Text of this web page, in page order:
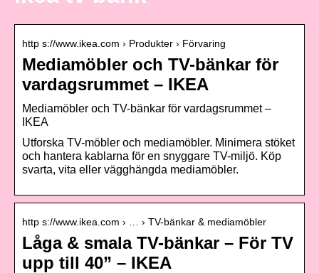
http s://www.ikea.com › Produkter › Förvaring
Mediamöbler och TV-bänkar för
vardagsrummet – IKEA
Mediamöbler och TV-bänkar för vardagsrummet –
IKEA
Utforska TV-möbler och mediamöbler. Minimera stöket
och hantera kablarna för en snyggare TV-miljö. Köp
svarta, vita eller vägghängda mediamöbler.
http s://www.ikea.com › … › TV-bänkar & mediamöbler
Låga & smala TV-bänkar – För TV
upp till 40” – IKEA